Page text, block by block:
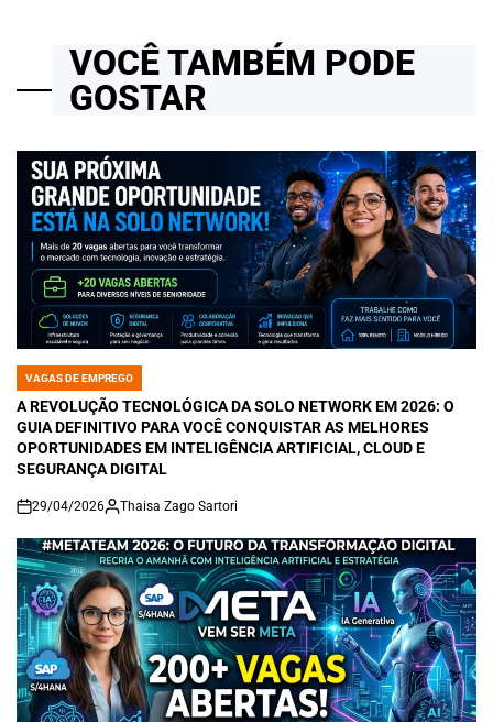
VOCÊ TAMBÉM PODE
GOSTAR
POSTED
IN
VAGAS DE EMPREGO
A REVOLUÇÃO TECNOLÓGICA DA SOLO NETWORK EM 2026: O
GUIA DEFINITIVO PARA VOCÊ CONQUISTAR AS MELHORES
OPORTUNIDADES EM INTELIGÊNCIA ARTIFICIAL, CLOUD E
SEGURANÇA DIGITAL
on
29/04/2026 Thaisa Zago Sartori